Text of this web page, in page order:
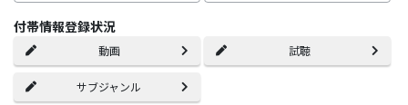
付帯情報登録状況
動画 試聴
サブジャンル